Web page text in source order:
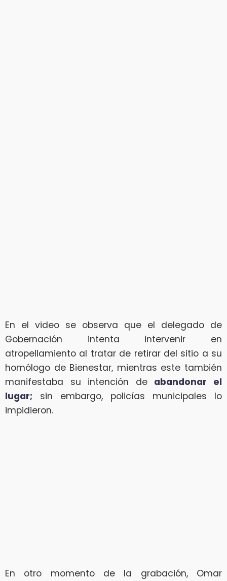
En el video se observa que el delegado de
Gobernación intenta intervenir en
atropellamiento al tratar de retirar del sitio a su
homólogo de Bienestar, mientras este también
manifestaba su intención de abandonar el
lugar; sin embargo, policías municipales lo
impidieron.
En otro momento de la grabación, Omar